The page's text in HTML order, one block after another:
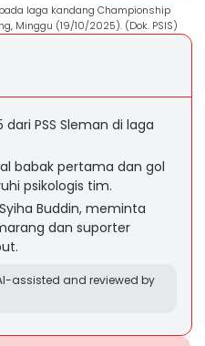
laga kandang Championship
Minggu (19/10/2025). (Dok. PSIS)
PSS Sleman di laga
babak pertama dan gol
psikologis tim.
Buddin, meminta
dan suporter
assisted and reviewed by